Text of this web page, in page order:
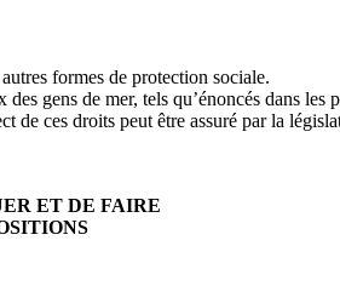
formes de protection sociale.
gens de mer, tels qu’énoncés dans les
de ces droits peut être assuré par la
ET DE FAIRE